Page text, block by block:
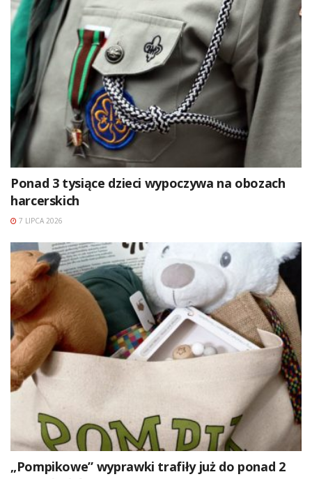
Ponad 3 tysiące dzieci wypoczywa na obozach
harcerskich
7 LIPCA 2026
„Pompikowe” wyprawki trafiły już do ponad 2